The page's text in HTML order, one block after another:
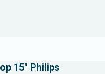
15" Philips